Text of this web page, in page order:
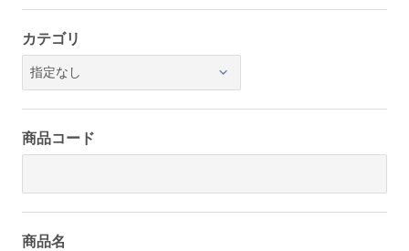
カテゴリ
商品コード
商品名